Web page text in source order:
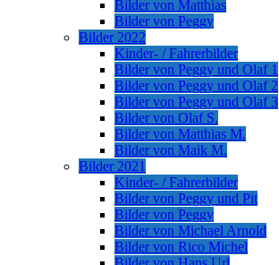
Bilder von Matthias
Bilder von Peggy
Bilder 2022
Kinder- / Fahrerbilder
Bilder von Peggy und Olaf 1
Bilder von Peggy und Olaf 2
Bilder von Peggy und Olaf 3
Bilder von Olaf S.
Bilder von Matthias M.
Bilder von Maik M.
Bilder 2021
Kinder- / Fahrerbilder
Bilder von Peggy und Pit
Bilder von Peggy
Bilder von Michael Arnold
Bilder von Rico Michel